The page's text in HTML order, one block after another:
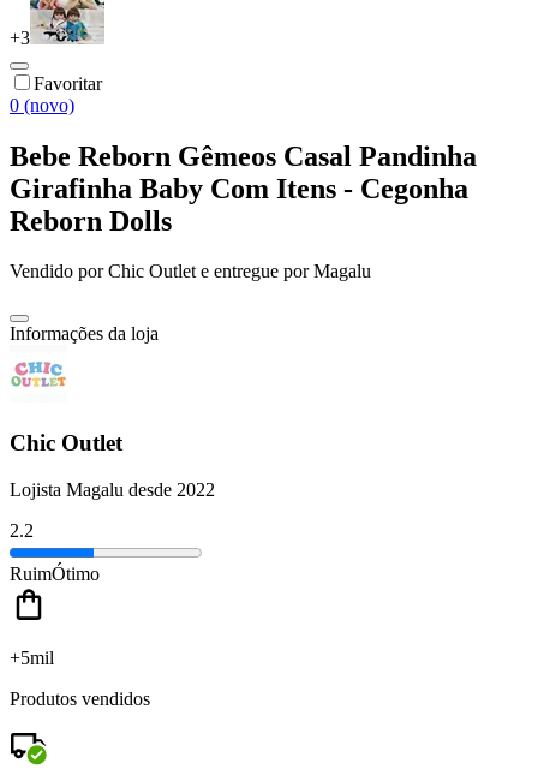
+3
Favoritar
0 (novo)
Bebe Reborn Gêmeos Casal Pandinha
Girafinha Baby Com Itens - Cegonha
Reborn Dolls
Vendido porChic Outlete entregue por Magalu
Informações da loja
Chic Outlet
Lojista Magalu desde 2022
2.2
RuimÓtimo
+5mil
Produtos vendidos